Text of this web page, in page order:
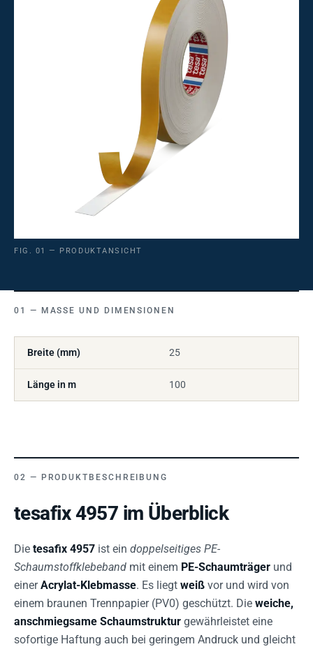
FIG. 01 — PRODUKTANSICHT
MASSE UND DIMENSIONEN
Breite (mm) 25
Länge in m 100
PRODUKTBESCHREIBUNG
tesafix 4957 im Überblick
Die tesafix 4957 ist ein doppelseitiges PE-
Schaumstoffklebeband mit einem PE-Schaumträger und
einerAcrylat-Klebmasse. Es liegt weiß vor und wird von
einem braunen Trennpapier (PV0) geschützt. Die weiche,
anschmiegsame Schaumstruktur gewährleistet eine
sofortige Haftung auch bei geringem Andruck und gleicht